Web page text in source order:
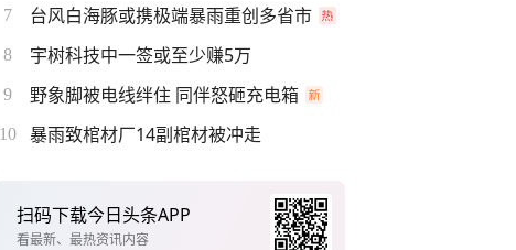
7 台风白海豚或携极端暴雨重创多省市
8 宇树科技中一签或至少赚5万
9 野象脚被电线绊住 同伴怒砸充电箱
10 暴雨致棺材厂14副棺材被冲走
扫码下载今日头条APP
看最新、最热资讯内容